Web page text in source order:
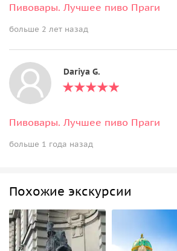
Пивовары. Лучшее пиво Праги
больше 2 лет назад
Dariya G.
Пивовары. Лучшее пиво Праги
больше 1 года назад
Похожие экскурсии